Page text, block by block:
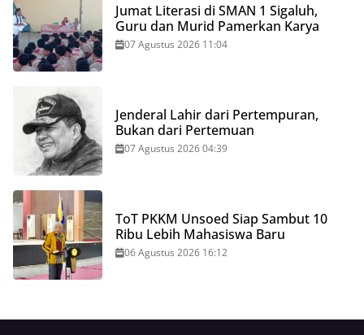
Jumat Literasi di SMAN 1 Sigaluh,
Guru dan Murid Pamerkan Karya
07 Agustus 2026 11:04
Jenderal Lahir dari Pertempuran,
Bukan dari Pertemuan
07 Agustus 2026 04:39
ToT PKKM Unsoed Siap Sambut 10
Ribu Lebih Mahasiswa Baru
06 Agustus 2026 16:12